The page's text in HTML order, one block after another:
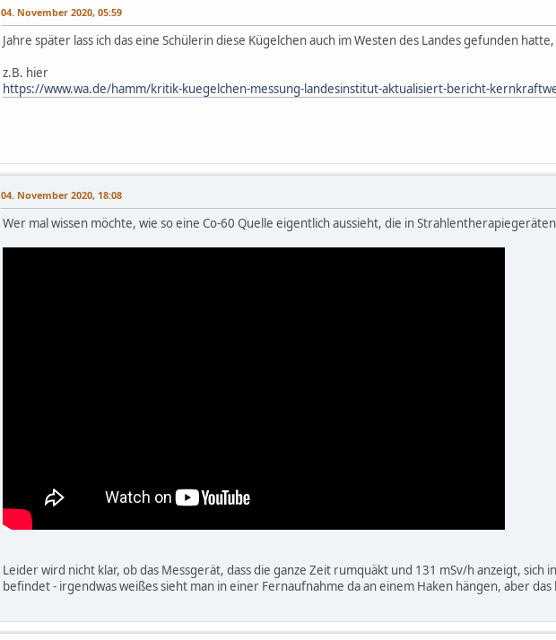
04. November 2020, 05:59
Jahre später lass ich das eine Schülerin diese Kügelchen auch im Westen des Landes gefunden
z.B. hier
https://www.wa.de/hamm/kritik-kuegelchen-messung-landesinstitut-aktualisiert-bericht-
04. November 2020, 18:08
Wer mal wissen möchte, wie so eine Co-60 Quelle eigentlich aussieht, die in
Leider wird nicht klar, ob das Messgerät, dass die ganze Zeit rumquäkt und 131 mSv/h anzeigt,
befindet - irgendwas weißes sieht man in einer Fernaufnahme da an einem Haken hängen, aber